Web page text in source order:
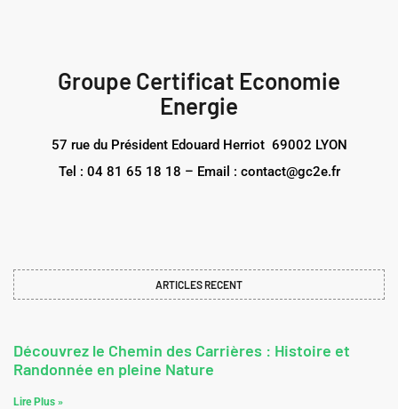
Groupe Certificat Economie
Energie
57 rue du Président Edouard Herriot 69002 LYON
Tel : 04 81 65 18 18 – Email : contact@gc2e.fr
ARTICLES RECENT
Découvrez le Chemin des Carrières : Histoire et
Randonnée en pleine Nature
Lire Plus »